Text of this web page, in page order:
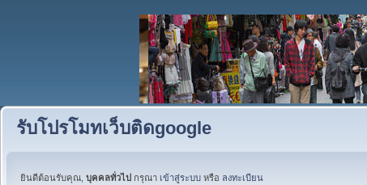
รับโปรโมทเว็บติดgoogle
ยินดีต้อนรับคุณ, บุคคลทั่วไป กรุณา เข้าสู่ระบบ หรือ ลงทะเบียน